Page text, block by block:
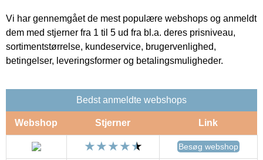
Vi har gennemgået de mest populære webshops og anmeldt
dem med stjerner fra 1 til 5 ud fra bl.a. deres prisniveau,
sortimentstørrelse, kundeservice, brugervenlighed,
betingelser, leveringsformer og betalingsmuligheder.
Bedst anmeldte webshops
Webshop Stjerner Link
Besøg webshop